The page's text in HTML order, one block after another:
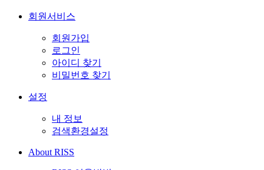
회원서비스
회원가입
로그인
아이디 찾기
비밀번호 찾기
설정
내 정보
검색환경설정
About RISS